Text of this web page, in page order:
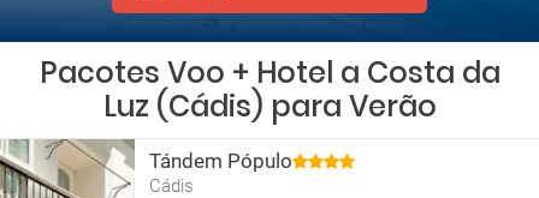
Pacotes Voo + Hotel a Costa da
Luz (Cádis) para Verão
Tándem Pópulo
Cádis